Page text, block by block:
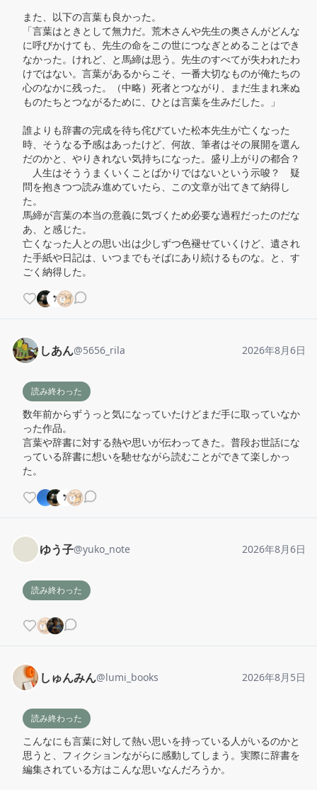
また、以下の言葉も良かった。
「言葉はときとして無力だ。荒木さんや先生の奥さんがどんな
に呼びかけても、先生の命をこの世につなぎとめることはでき
なかった。けれど、と馬締は思う。先生のすべてが失われたわ
けではない。言葉があるからこそ、一番大切なものが俺たちの
心のなかに残った。（中略）死者とつながり、まだ生まれ来ぬ
ものたちとつながるために、ひとは言葉を生みだした。」
誰よりも辞書の完成を待ち侘びていた松本先生が亡くなった
時、そうなる予感はあったけど、何故、筆者はその展開を選ん
だのかと、やりきれない気持ちになった。盛り上がりの都合？
人生はそううまくいくことばかりではないという示唆？　疑
問を抱きつつ読み進めていたら、この文章が出てきて納得し
た。
馬締が言葉の本当の意義に気づくため必要な過程だったのだな
あ、と感じた。
亡くなった人との思い出は少しずつ色褪せていくけど、遺され
た手紙や日記は、いつまでもそばにあり続けるものな。と、す
ごく納得した。
しあん@5656_rila 2026年8月6日
読み終わった
数年前からずうっと気になっていたけどまだ手に取っていなか
った作品。
言葉や辞書に対する熱や思いが伝わってきた。普段お世話にな
っている辞書に想いを馳せながら読むことができて楽しかっ
た。
ゆう子@yuko_note 2026年8月6日
読み終わった
しゅんみん@lumi_books 2026年8月5日
読み終わった
こんなにも言葉に対して熱い思いを持っている人がいるのかと
思うと、フィクションながらに感動してしまう。実際に辞書を
編集されている方はこんな思いなんだろうか。